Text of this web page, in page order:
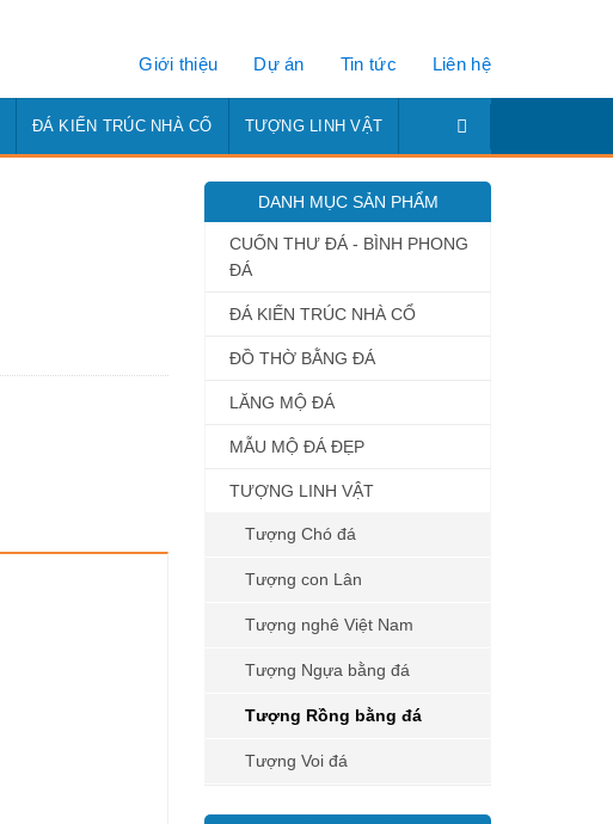
Giới thiệu Dự án Tin tức Liên hệ
ĐÁ KIẾN TRÚC NHÀ CỔ TƯỢNG LINH VẬT
DANH MỤC SẢN PHẨM
CUỐN THƯ ĐÁ - BÌNH PHONG
ĐÁ
ĐÁ KIẾN TRÚC NHÀ CỔ
ĐỒ THỜ BẰNG ĐÁ
LĂNG MỘ ĐÁ
MẪU MỘ ĐÁ ĐẸP
TƯỢNG LINH VẬT
Tượng Chó đá
Tượng con Lân
Tượng nghê Việt Nam
Tượng Ngựa bằng đá
Tượng Rồng bằng đá
Tượng Voi đá